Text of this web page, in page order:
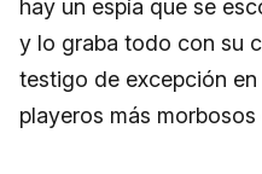
hay un espía que se
y lo graba todo con su
testigo de excepción
playeros más